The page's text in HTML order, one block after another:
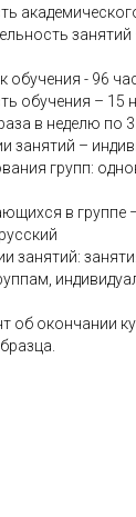
занятий
- 96
обучения – 15
в неделю по
занятий –
групп:
в группе
занятий:
об окончании